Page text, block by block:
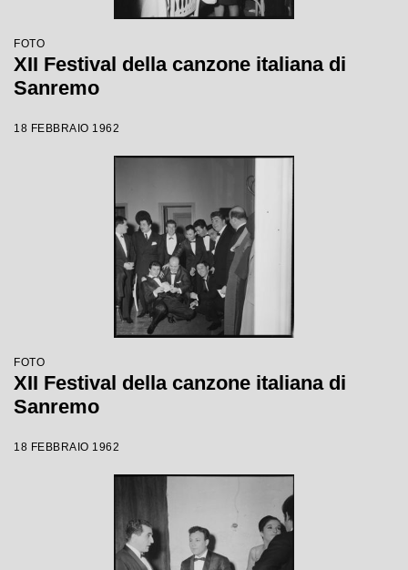
FOTO
XII Festival della canzone italiana di
Sanremo
18 FEBBRAIO 1962
FOTO
XII Festival della canzone italiana di
Sanremo
18 FEBBRAIO 1962